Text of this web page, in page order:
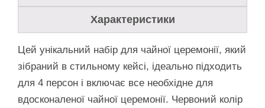
Характеристики
Цей унікальний набір для чайної церемонії, який
зібраний в стильному кейсі, ідеально підходить
для 4 персон і включає все необхідне для
вдосконаленої чайної церемонії. Червоний колір